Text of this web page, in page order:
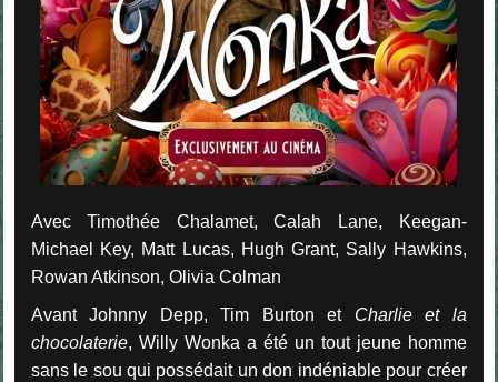
Avec Timothée Chalamet, Calah Lane, Keegan-
Michael Key, Matt Lucas, Hugh Grant, Sally Hawkins,
Rowan Atkinson, Olivia Colman
Avant Johnny Depp, Tim Burton et Charlie et la
chocolaterie, Willy Wonka a été un tout jeune homme
sans le sou qui possédait un don indéniable pour créer